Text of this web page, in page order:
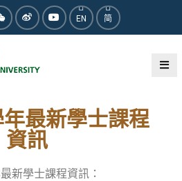
EN 简
動向
最新學士課程
資訊
新學士課程資訊：